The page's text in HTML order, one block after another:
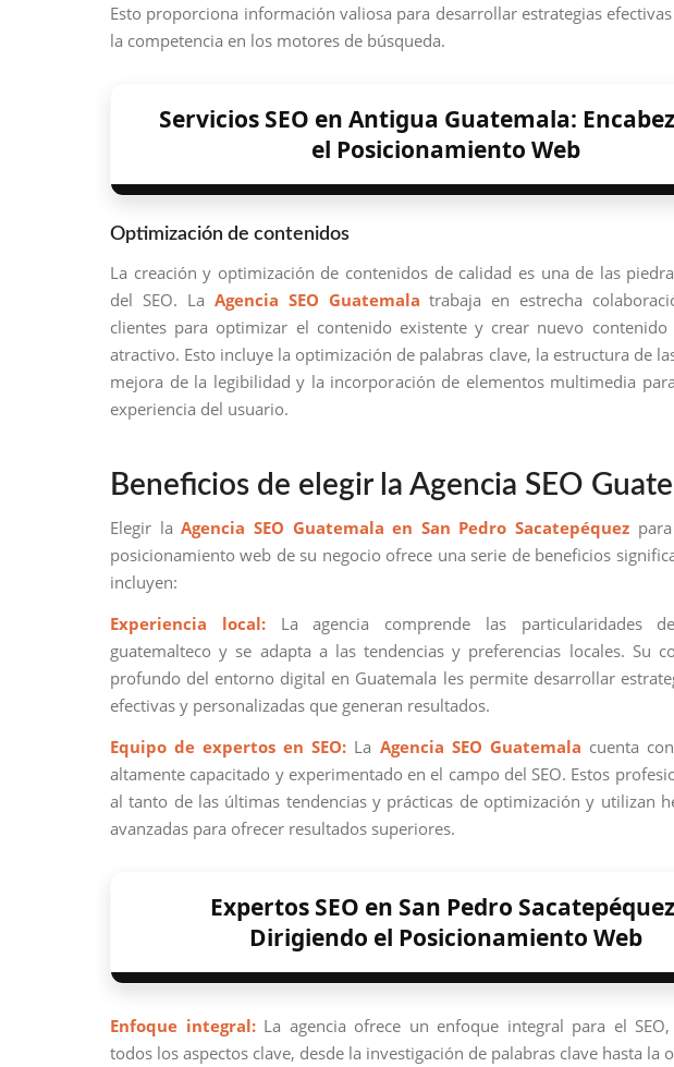
Esto proporciona información valiosa para desarrollar estrategias
la competencia en los motores de búsqueda.
Servicios SEO en Antigua Guatemala:
el Posicionamiento Web
Optimización de contenidos
La creación y optimización de contenidos de calidad es una de las
del SEO. La Agencia SEO Guatemala trabaja en estrecha
clientes para optimizar el contenido existente y crear nuevo contenido
atractivo. Esto incluye la optimización de palabras clave, la estructura de
mejora de la legibilidad y la incorporación de elementos multimedia
experiencia del usuario.
Beneficios de elegir la Agencia SEO
Elegir laAgencia SEO Guatemala en San Pedro Sacatepéquez
posicionamiento web de su negocio ofrece una serie de beneficios
incluyen:
Experiencia local:La agencia comprende las particularidades
guatemalteco y se adapta a las tendencias y preferencias locales. Su
profundo del entorno digital en Guatemala les permite desarrollar
efectivas y personalizadas que generan resultados.
Equipo de expertos en SEO: La Agencia SEO Guatemala cuenta
altamente capacitado y experimentado en el campo del SEO. Estos
al tanto de las últimas tendencias y prácticas de optimización y utilizan
avanzadas para ofrecer resultados superiores.
Expertos SEO en San Pedro
Dirigiendo el Posicionamiento Web
Enfoque integral:La agencia ofrece un enfoque integral para el SEO,
todos los aspectos clave, desde la investigación de palabras clave hasta la